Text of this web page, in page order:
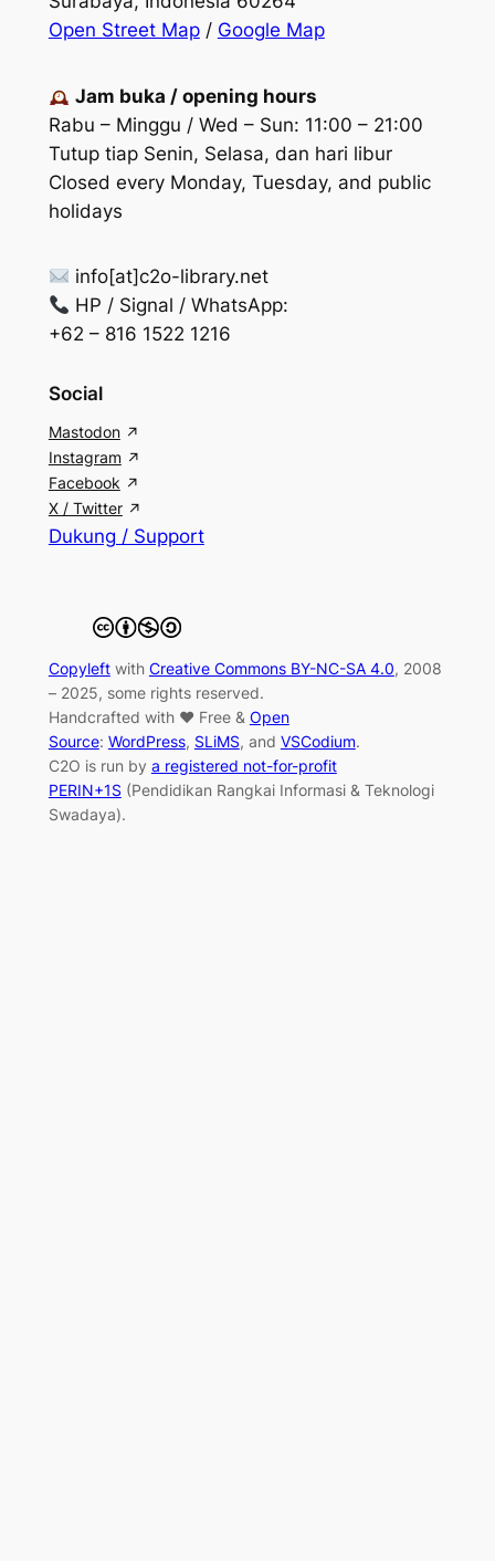
Open Street Map/ Google Map
Jam buka / opening hours
Rabu – Minggu / Wed – Sun: 11:00 – 21:00
Tutup tiap Senin, Selasa, dan hari libur
Closed every Monday, Tuesday, and public
holidays
info[at]c2o-library.net
HP / Signal / WhatsApp:
+62 – 816 1522 1216
Social
Mastodon
Instagram
Facebook
X / Twitter
Dukung / Support
Copyleftwith Creative Commons BY-NC-SA 4.0, 2008
– 2025, some rights reserved.
Handcrafted with ♥ Free & Open
Source: WordPress, SLiMS, and VSCodium.
C2O is run by a registered not-for-profit
PERIN+1S(Pendidikan Rangkai Informasi & Teknologi
Swadaya).